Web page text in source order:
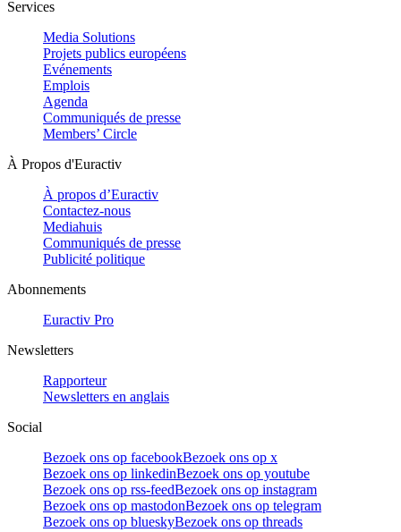
Services
Media Solutions
Projets publics européens
Evénements
Emplois
Agenda
Communiqués de presse
Members’ Circle
À Propos d'Euractiv
À propos d’Euractiv
Contactez-nous
Mediahuis
Communiqués de presse
Publicité politique
Abonnements
Euractiv Pro
Newsletters
Rapporteur
Newsletters en anglais
Social
Bezoek ons op facebookBezoek ons op x
Bezoek ons op linkedinBezoek ons op youtube
Bezoek ons op rss-feedBezoek ons op instagram
Bezoek ons op mastodonBezoek ons op telegram
Bezoek ons op blueskyBezoek ons op threads